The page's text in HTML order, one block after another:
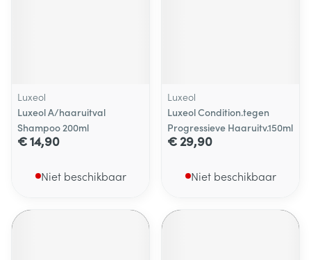
Luxeol
Luxeol A/haaruitval
Shampoo 200ml
€ 14,90
Niet beschikbaar
Luxeol
Luxeol Condition.tegen
Progressieve Haaruitv.150ml
€ 29,90
Niet beschikbaar